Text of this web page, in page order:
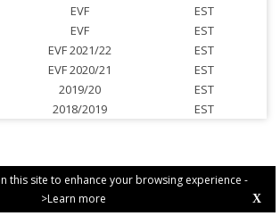
this site to enhance your browsing experience -
>Learn more
X
EVF
EST
EVF
EST
EVF 2021/22
EST
EVF 2020/21
EST
2019/20
EST
2018/2019 EST